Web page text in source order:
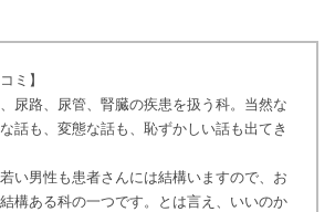
ミ】
尿路、尿管、腎臓の疾患を扱う科。当然な
話も、変態な話も、恥ずかしい話も出てき
い男性も患者さんには結構いますので、お
構ある科の一つです。とは言え、いいのか